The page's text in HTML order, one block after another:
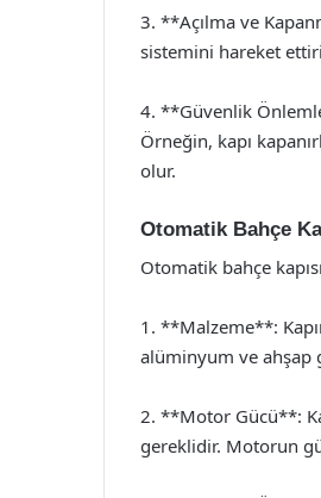
3. **Açılma ve
sistemini hareket
4. **Güvenlik
Örneğin, kapı
olur.
Otomatik Bahçe
Otomatik bahçe
1. **Malzeme**:
alüminyum ve ahşap
2. **Motor Gücü**:
gereklidir. Motorun